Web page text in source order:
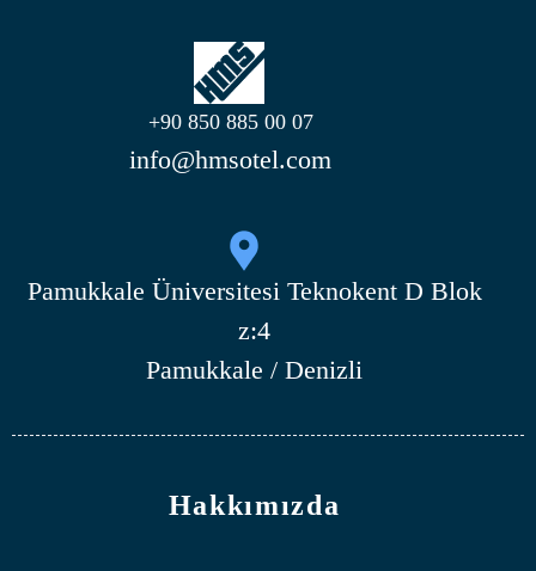
+90 850 885 00 07
info@hmsotel.com
Pamukkale Üniversitesi Teknokent D Blok
z:4
Pamukkale / Denizli
Hakkımızda